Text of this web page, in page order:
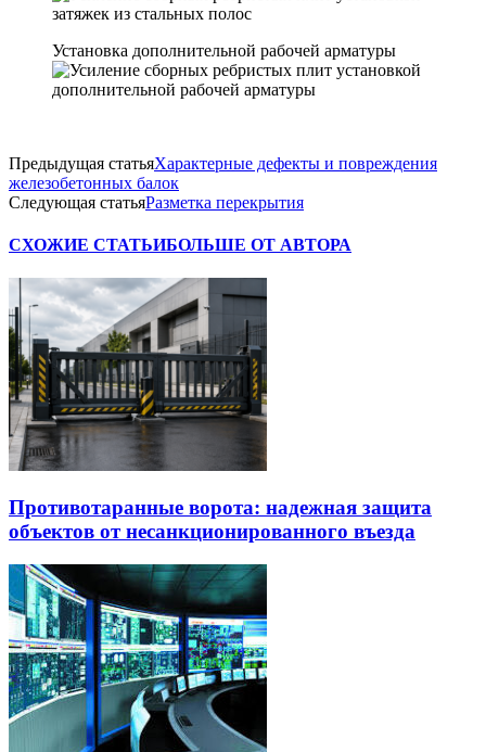
Установка дополнительной рабочей арматуры
Предыдущая статьяХарактерные дефекты и повреждения
железобетонных балок
Следующая статьяРазметка перекрытия
СХОЖИЕ СТАТЬИБОЛЬШЕ ОТ АВТОРА
Противотаранные ворота: надежная защита
объектов от несанкционированного въезда